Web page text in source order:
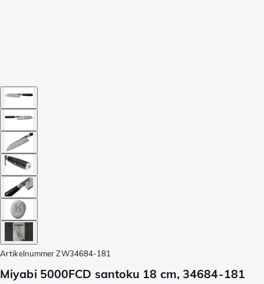
Artikelnummer ZW34684-181
Miyabi 5000FCD santoku 18 cm, 34684-181